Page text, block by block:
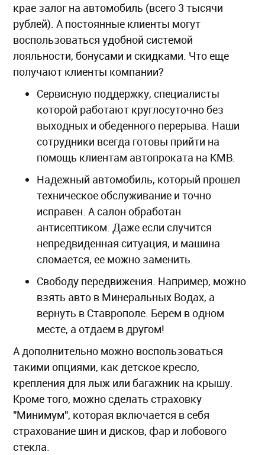
крае залог на автомобиль (всего 3 тысячи
рублей). А постоянные клиенты могут
воспользоваться удобной системой
лояльности, бонусами и скидками. Что еще
получают клиенты компании?
Сервисную поддержку, специалисты
которой работают круглосуточно без
выходных и обеденного перерыва. Наши
сотрудники всегда готовы прийти на
помощь клиентам автопроката на КМВ.
Надежный автомобиль, который прошел
техническое обслуживание и точно
исправен. А салон обработан
антисептиком. Даже если случится
непредвиденная ситуация, и машина
сломается, ее можно заменить.
Свободу передвижения. Например, можно
взять авто в Минеральных Водах, а
вернуть в Ставрополе. Берем в одном
месте, а отдаем в другом!
А дополнительно можно воспользоваться
такими опциями, как детское кресло,
крепления для лыж или багажник на крышу.
Кроме того, можно сделать страховку
"Минимум", которая включается в себя
страхование шин и дисков, фар и лобового
стекла.